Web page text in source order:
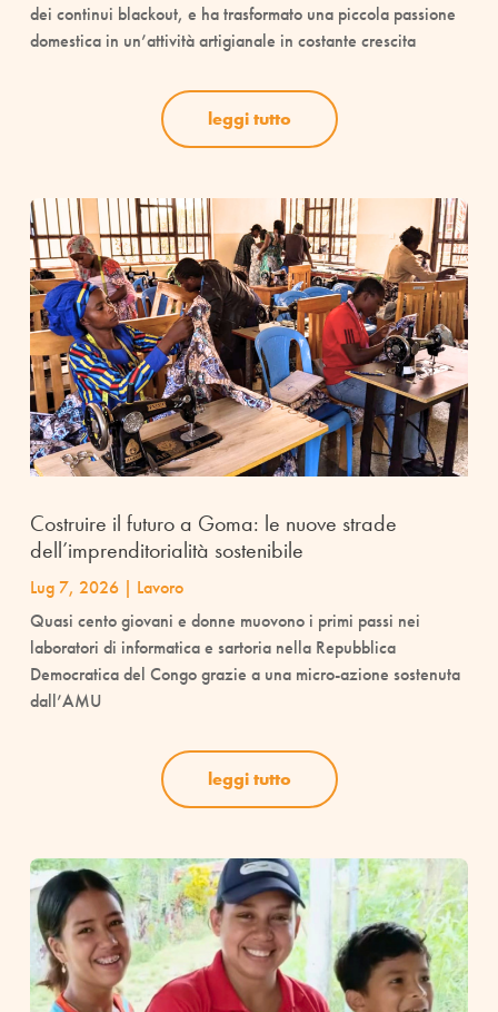
dei continui blackout, e ha trasformato una piccola passione
domestica in un’attività artigianale in costante crescita
leggi tutto
Costruire il futuro a Goma: le nuove strade
dell’imprenditorialità sostenibile
Lug 7, 2026| Lavoro
Quasi cento giovani e donne muovono i primi passi nei
laboratori di informatica e sartoria nella Repubblica
Democratica del Congo grazie a una micro-azione sostenuta
dall’AMU
leggi tutto